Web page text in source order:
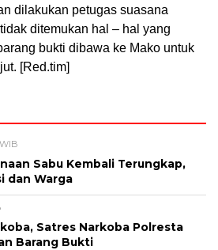
dilakukan petugas suasana
ditemukan hal – hal yang
bukti dibawa ke Mako untuk
[Red.tim]
Sabu Kembali Terungkap,
dan Warga
Satres Narkoba Polresta
Barang Bukti